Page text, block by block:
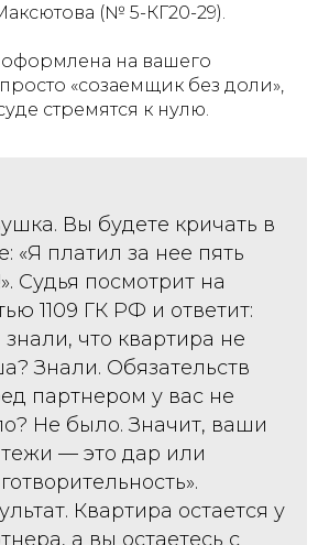
(№ 5-КГ20-29).
оформлена на вашего
«созаемщик без доли»,
стремятся к нулю.
Вы будете кричать в
«Я платил за нее пять
Судья посмотрит на
1109 ГК РФ и ответит:
знали, что квартира не
Знали. Обязательств
партнером у вас не
Не было. Значит, ваши
— это дар или
Квартира остается у
а вы остаетесь с